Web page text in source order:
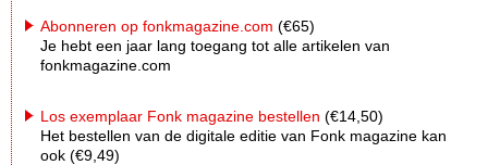
Abonneren op fonkmagazine.com (€65)
Je hebt een jaar lang toegang tot alle artikelen van
fonkmagazine.com
Los exemplaar Fonk magazine bestellen (€14,50)
Het bestellen van de digitale editie van Fonk magazine kan
ook (€9,49)